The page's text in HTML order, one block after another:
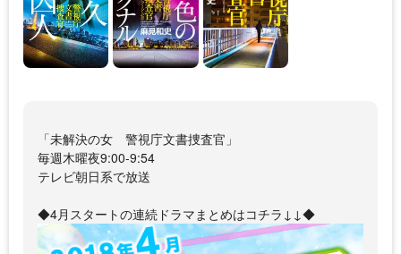
「未解決の女 警視庁文書捜査官」
毎週木曜夜9:00-9:54
テレビ朝日系で放送
◆4月スタートの連続ドラマまとめはコチラ↓↓◆